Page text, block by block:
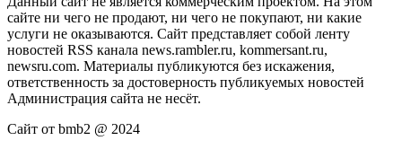
сайте ни чего не продают, ни чего не покупают, ни какие
услуги не оказываются. Сайт представляет собой ленту
новостей RSS канала news.rambler.ru, kommersant.ru,
newsru.com. Материалы публикуются без искажения,
ответственность за достоверность публикуемых новостей
Администрация сайта не несёт.
Сайт от bmb2 @ 2024